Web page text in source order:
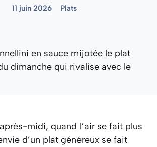
11 juin 2026 Plats
midi, quand l’air se fait plus
d’un plat généreux se fait